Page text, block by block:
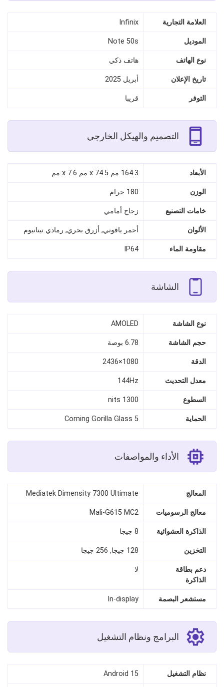
العلامة التجارية Infinix
الموديل Note 50s
نوع الهاتف هاتف ذكي
تاريخ الإعلان أبريل 2025
التوفر قريبا
التصميم والهيكل الخارجي
الأبعاد 164.3 مم x 74.5 مم x 7.6 مم
الوزن 180 جرام
خامات التصنيع زجاج أمامي
الألوان أحمر ياقوتي, أزرق بحري, رمادي تيتانيوم
مقاومة الماء IP64
الشاشة
نوع الشاشة AMOLED
حجم الشاشة 6.78 بوصة
الدقة 1080×2436
معدل التحديث 144Hz
السطوع 1300 nits
الحماية Corning Gorilla Glass 5
الأداء والمواصفات
المعالج Mediatek Dimensity 7300 Ultimate
معالج الرسوميات Mali-G615 MC2
الذاكرة العشوائية 8 جيجا
التخزين 128 جيجا, 256 جيجا
دعم بطاقة
الذاكرة
لا
مستشعر البصمة In‑display
البرامج ونظام التشغيل
نظام التشغيل Android 15